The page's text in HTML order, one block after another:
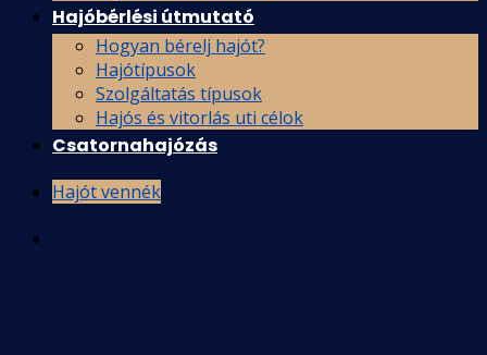
Hajóbérlési útmutató
Hogyan bérelj hajót?
Hajótípusok
Szolgáltatás típusok
Hajós és vitorlás uti célok
Csatornahajózás
Hajót vennék